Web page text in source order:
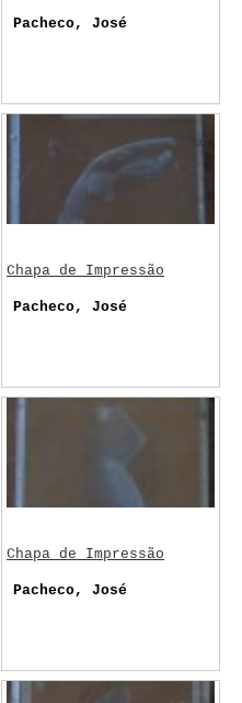
Pacheco, José
Chapa de Impressão
Pacheco, José
Chapa de Impressão
Pacheco, José